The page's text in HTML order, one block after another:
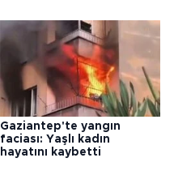
Gaziantep'te yangın
faciası: Yaşlı kadın
hayatını kaybetti